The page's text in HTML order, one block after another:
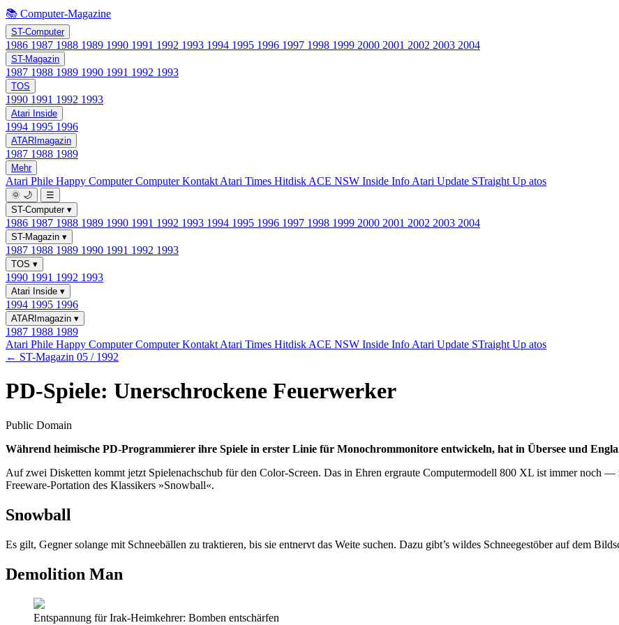
📚 Computer-Magazine
ST-Computer
1986 1987 1988 1989 1990 1991 1992 1993 1994 1995 1996 1997 1998 1999 2000 2001 2002 2003 2004
ST-Magazin
1987 1988 1989 1990 1991 1992 1993
TOS
1990 1991 1992 1993
Atari Inside
1994 1995 1996
ATARImagazin
1987 1988 1989
Mehr
Atari Phile Happy ComputerComputer Kontakt Atari Times Hitdisk ACE NSW Inside Info Atari Update STraight Up atos
🌞 🌙
☰
ST-Computer ▾
1986 1987 1988 1989 1990 1991 1992 1993 1994 1995 1996 1997 1998 1999 2000 2001 2002 2003 2004
ST-Magazin ▾
1987 1988 1989 1990 1991 1992 1993
TOS ▾
1990 1991 1992 1993
Atari Inside ▾
1994 1995 1996
ATARImagazin ▾
1987 1988 1989
Atari Phile Happy ComputerComputer Kontakt Atari Times Hitdisk ACE NSW Inside Info Atari Update STraight Up atos
← ST-Magazin 05 / 1992
PD-Spiele: Unerschrockene Feuerwerker
Public Domain
Während heimische PD-Programmierer ihre Spiele in erster Linie für Monochrommonitore entwickeln, hat in Übersee und
Auf zwei Disketten kommt jetzt Spielenachschub für den Color-Screen. Das in Ehren ergraute Computermodell 800 XL ist immer noch
Freeware-Portation des Klassikers »Snowball«.
Snowball
Es gilt, Gegner solange mit Schneebällen zu traktieren, bis sie entnervt das Weite suchen. Dazu gibt’s wildes Schneegestöber auf dem
Demolition Man
Entspannung für Irak-Heimkehrer: Bomben entschärfen